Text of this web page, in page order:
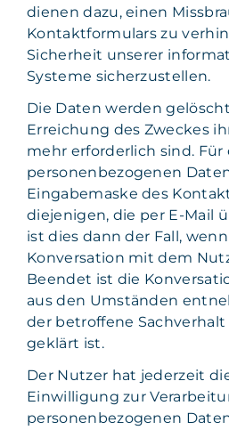
dienen dazu, einen
Kontaktformulars zu
Sicherheit unserer
Systeme sicherzustellen.
Die Daten werden
Erreichung des Zweckes
mehr erforderlich sind. Für
personenbezogenen
Eingabemaske des
diejenigen, die per E-Mail
ist dies dann der Fall,
Konversation mit dem
Beendet ist die
aus den Umständen
der betroffene
geklärt ist.
Der Nutzer hat jederzeit
Einwilligung zur
personenbezogenen